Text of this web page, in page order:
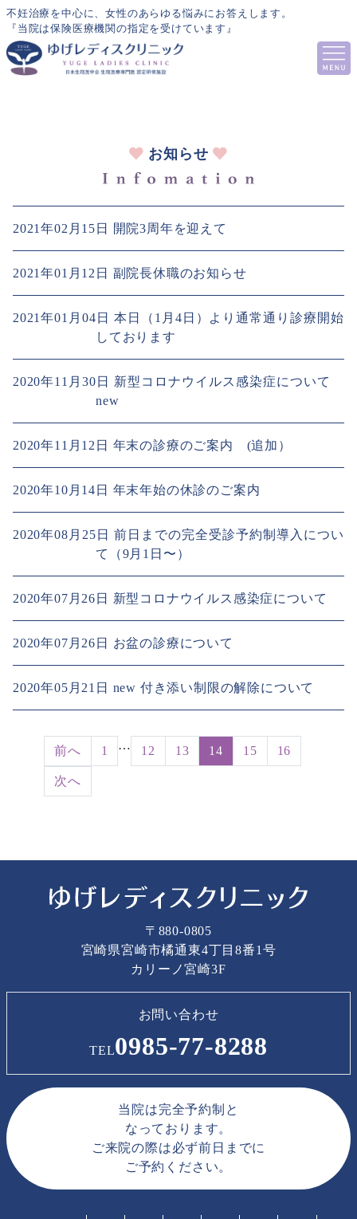
不妊治療を中心に、女性のあらゆる悩みにお答えします。
『当院は保険医療機関の指定を受けています』
お知らせ
2021年02月15日 開院3周年を迎えて
2021年01月12日 副院長休職のお知らせ
2021年01月04日 本日（1月4日）より通常通り診療開始
しております
2020年11月30日
新型コロナウイルス感染症について
new
2020年11月12日 年末の診療のご案内 (追加）
2020年10月14日 年末年始の休診のご案内
2020年08月25日 前日までの完全受診予約制導入につい
て（9月1日〜）
2020年07月26日 新型コロナウイルス感染症について
2020年07月26日 お盆の診療について
2020年05月21日 new 付き添い制限の解除について
前へ 1 … 12 13 14 15 16
次へ
〒880-0805
宮崎県宮崎市橘通東4丁目8番1号
カリーノ宮崎3F
お問い合わせ
TEL0985-77-8288
当院は完全予約制と
なっております。
ご来院の際は必ず前日までに
ご予約ください。